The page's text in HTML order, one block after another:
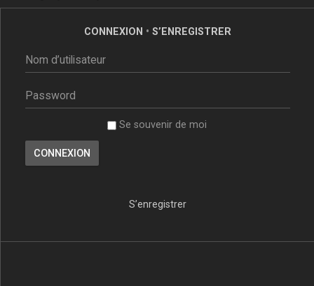
CONNEXION • S’ENREGISTRER
Se souvenir de moi
S’enregistrer